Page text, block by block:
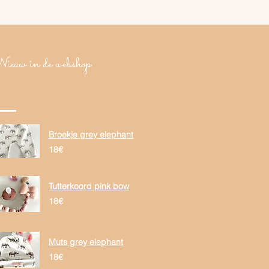
in de webshop
Broekje grey elephant
18€
Tutterkoord pink bow
18€
Muts grey elephant
18€